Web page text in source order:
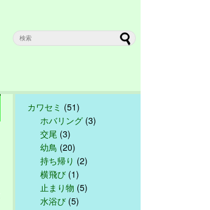
カワセミ (51)
ホバリング (3)
交尾 (3)
幼鳥 (20)
持ち帰り (2)
横飛び (1)
止まり物 (5)
水浴び (5)